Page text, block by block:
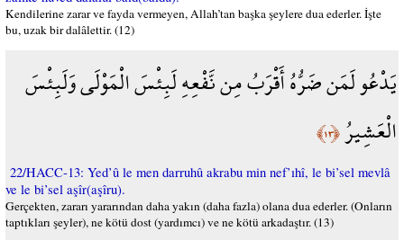
Kendilerine zarar ve fayda vermeyen, Allah’tan başka şeylere dua ederler. İşte
bu, uzak bir dalâlettir. (12)
يَدْعُو لَمَن ضَرُّهُ أَقْرَبُ مِن نَّفْعِهِ لَبِئْسَ الْمَوْلَى وَلَبِئْسَ
الْعَشِيرُ﴿١٣﴾
22/HACC-13: Yed’û le men darruhû akrabu min nef’ıhî, le bi’sel mevlâ
ve le bi’sel aşîr(aşîru).
Gerçekten, zararı yararından daha yakın (daha fazla) olana dua ederler. (Onların
taptıkları şeyler), ne kötü dost (yardımcı) ve ne kötü arkadaştır. (13)